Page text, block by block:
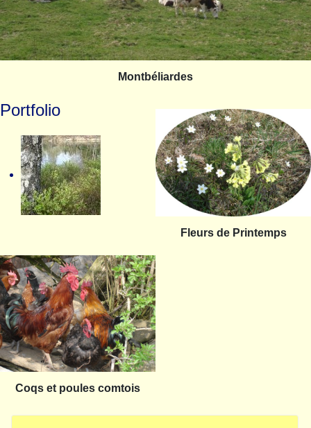
Montbéliardes
Fleurs de Printemps
Coqs et poules comtois
Portfolio